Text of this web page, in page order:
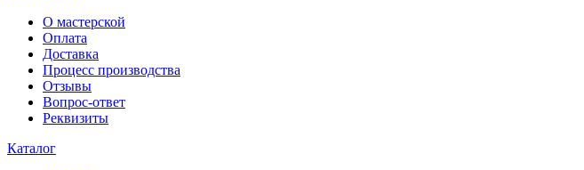
О мастерской
Оплата
Доставка
Процесс производства
Отзывы
Вопрос-ответ
Реквизиты
Каталог